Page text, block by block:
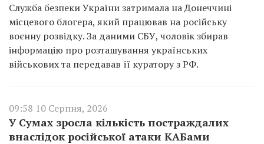
Служба безпеки України затримала на Донеччині
місцевого блогера, який працював на російську
воєнну розвідку. За даними СБУ, чоловік збирав
інформацію про розташування українських
військових та передавав її куратору з РФ.
09:58 10 Серпня, 2026
У Сумах зросла кількість постраждалих
внаслідок російської атаки КАБами